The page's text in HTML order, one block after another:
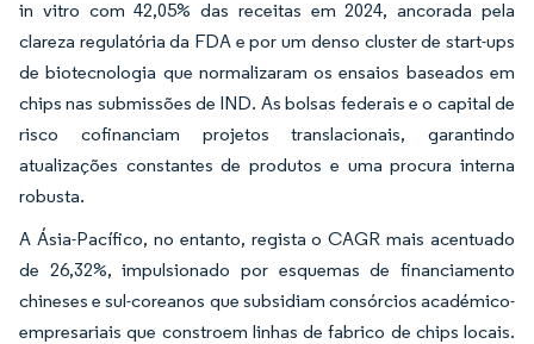
in vitro com 42,05% das receitas em 2024, ancorada pela
clareza regulatória da FDA e por um denso cluster de start-ups
de biotecnologia que normalizaram os ensaios baseados em
chips nas submissões de IND. As bolsas federais e o capital de
risco cofinanciam projetos translacionais, garantindo
atualizações constantes de produtos e uma procura interna
robusta.
A Ásia-Pacífico, no entanto, regista o CAGR mais acentuado
de 26,32%, impulsionado por esquemas de financiamento
chineses e sul-coreanos que subsidiam consórcios académico-
empresariais que constroem linhas de fabrico de chips locais.